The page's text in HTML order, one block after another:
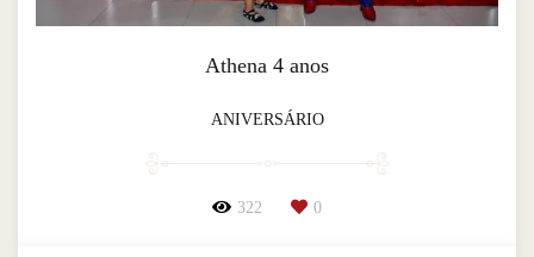
Athena 4 anos
ANIVERSÁRIO
322 0